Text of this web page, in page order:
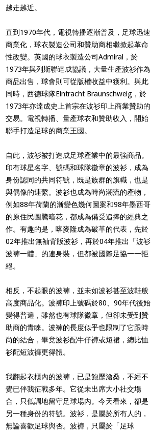
越走越近。
直到1970年代，電視轉播逐漸普及，足球迅速
商業化，球衣製造公司和贊助商相繼掀起革命
性改變。英國的球衣製造公司Admiral，於
1973年與列斯聯達成協議，大量生產波衫作為
商品出售，球會則可從版權收益中獲利。與此
同時，西德球隊Eintracht Braunschweig，於
1973年亦達成史上首宗在波衫印上商業贊助的
交易。電視轉播、量產球衣和贊助收入，開始
聯手打造足球的商業王國。
自此，波衫被打造成足球產業中的最強商品。
印有球星名字、號碼和球隊徽章的波衫，成為
身份認同的共同符號，既是族群的旗幟，也是
與偶像的連繫。波衫也成為時尚潮流的產物，
例如88年荷蘭的漸變色幾何圖案和98年墨西哥
的原住民圖騰暗花，都成為備受追捧的經典之
作。有趣的是，喀麥隆成為破革的代表，先於
02年推出無袖背版波衫，再於04年推出「波衫
波褲一體」的連身裝，但都被國際足協一一拒
絕。
相反，不起眼的波褲，並未如波衫甚至波鞋般
高度商品化。波褲印上號碼於80、90年代後始
變得普遍，雖然也有球隊徽章，但卻未受到贊
助商的青睞。波褲的長度似乎也限制了它跟時
尚的結合，畢竟波衫配牛仔褲或短裙，總比恤
衫配短波褲更得體。
我翻起衣櫃內的波褲，已是飽歷滄桑，不經不
覺已伴我征戰多年。它從未出席大小社交場
合，只低調地留守足球場內。今天看來，卻是
另一種身份的符號。波衫，是屬於所有人的，
無論喜歡足球與否。波褲，只屬於「足球